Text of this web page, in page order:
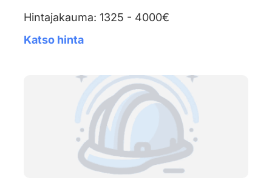
Hintajakauma: 1325 - 4000€
Katso hinta